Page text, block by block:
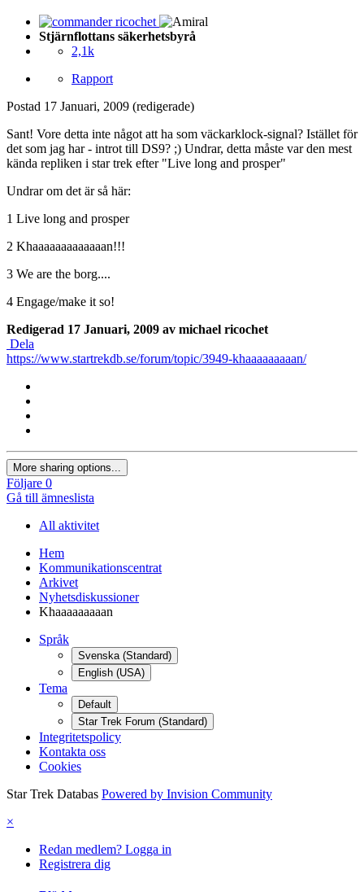
Stjärnflottans säkerhetsbyrå
2,1k
Rapport
Postad 17 Januari, 2009 (redigerade)
Sant! Vore detta inte något att ha som väckarklock-signal? Istället för
det som jag har - introt till DS9? ;) Undrar, detta måste var den mest
kända repliken i star trek efter "Live long and prosper"
Undrar om det är så här:
1 Live long and prosper
2 Khaaaaaaaaaaaaan!!!
3 We are the borg....
4 Engage/make it so!
Redigerad 17 Januari, 2009 av michael ricochet
Dela
https://www.startrekdb.se/forum/topic/3949-khaaaaaaaaan/
More sharing options...
Följare 0
Gå till ämneslista
All aktivitet
Hem
Kommunikationscentrat
Arkivet
Nyhetsdiskussioner
Khaaaaaaaaan
Språk
Svenska (Standard)
English (USA)
Tema
Default
Star Trek Forum (Standard)
Integritetspolicy
Kontakta oss
Cookies
Star Trek Databas Powered by Invision Community
×
Redan medlem? Logga in
Registrera dig